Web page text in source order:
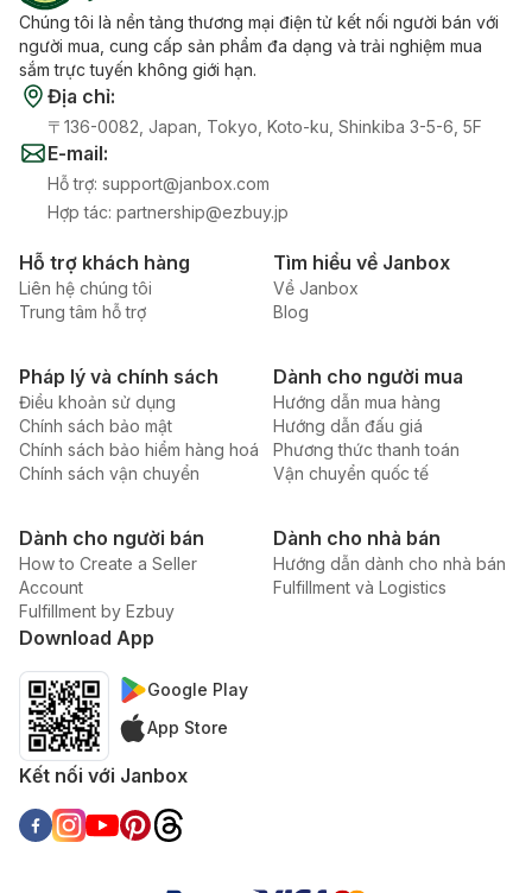
Chúng tôi là nền tảng thương mại điện tử kết nối người bán với
người mua, cung cấp sản phẩm đa dạng và trải nghiệm mua
sắm trực tuyến không giới hạn.
Địa chỉ:
〒136-0082, Japan, Tokyo, Koto-ku, Shinkiba 3-5-6, 5F
E-mail:
Hỗ trợ: support@janbox.com
Hợp tác: partnership@ezbuy.jp
Hỗ trợ khách hàng
Liên hệ chúng tôi
Trung tâm hỗ trợ
Tìm hiểu về Janbox
Về Janbox
Blog
Pháp lý và chính sách
Điều khoản sử dụng
Chính sách bảo mật
Chính sách bảo hiểm hàng hoá
Chính sách vận chuyển
Dành cho người mua
Hướng dẫn mua hàng
Hướng dẫn đấu giá
Phương thức thanh toán
Vận chuyển quốc tế
Dành cho người bán
How to Create a Seller
Account
Fulfillment by Ezbuy
Dành cho nhà bán
Hướng dẫn dành cho nhà bán
Fulfillment và Logistics
Download App
Google Play
App Store
Kết nối với Janbox